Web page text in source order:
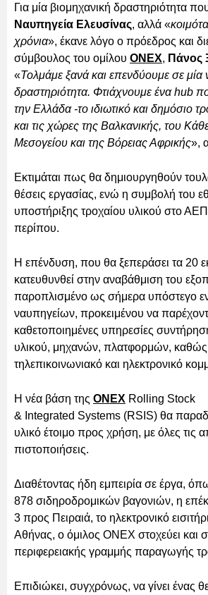
Για μία βιομηχανική δραστηριότητα
Ναυπηγεία Ελευσίνας, αλλά «
χρόνια», έκανε λόγο ο πρόεδρος και
σύμβουλος του ομίλου ONEX, Πάνος
«Τολμάμε ξανά και επενδύουμε σε μία
δραστηριότητα. Φτιάχνουμε ένα hub
την Ελλάδα -το ιδιωτικό και δημόσιο
και τις χώρες της Βαλκανικής, του
Μεσογείου και της Βόρειας Αφρικής»,
Εκτιμάται πως θα δημιουργηθούν
θέσεις εργασίας, ενώ η συμβολή του
υποστήριξης τροχαίου υλικού στο
περίπου.
Η επένδυση, που θα ξεπεράσει τα 20
κατευθυνθεί στην αναβάθμιση του
παροπλισμένο ως σήμερα υπόστεγο
ναυπηγείων, προκειμένου να
καθετοποιημένες υπηρεσίες
υλικού, μηχανών, πλατφορμών, καθώς
τηλεπικοινωνιακό και ηλεκτρονικό
Η νέα βάση της ONEX Rolling Stock
& Integrated Systems (RSIS) θα
υλικό έτοιμο προς χρήση, με όλες τις
πιστοποιήσεις.
Διαθέτοντας ήδη εμπειρία σε έργα,
878 σιδηροδρομικών βαγονιών, η
3 προς Πειραιά, το ηλεκτρονικό
Αθήνας, ο όμιλος ONEX στοχεύει και
περιφερειακής γραμμής παραγωγής
Επιδιώκει, συγχρόνως, να γίνει ένας